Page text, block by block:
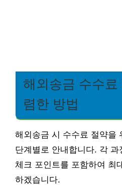
해외송금 수수료
렴한 방법
해외송금 시 수수료 절약을
단계별로 안내합니다. 각
체크 포인트를 포함하여 최
하겠습니다.